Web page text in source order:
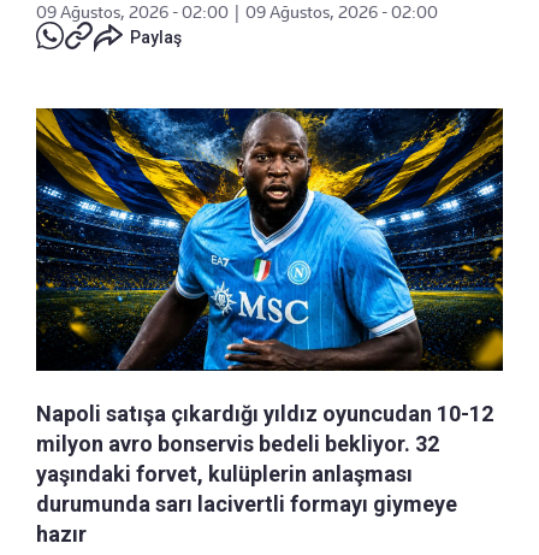
09 Ağustos, 2026 - 02:00
09 Ağustos, 2026 - 02:00
Paylaş
Napoli satışa çıkardığı yıldız oyuncudan 10-12
milyon avro bonservis bedeli bekliyor. 32
yaşındaki forvet, kulüplerin anlaşması
durumunda sarı lacivertli formayı giymeye
hazır